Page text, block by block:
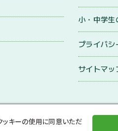
小・中学生
プライバシ
サイトマッ
ッキーの使用に同意いただ